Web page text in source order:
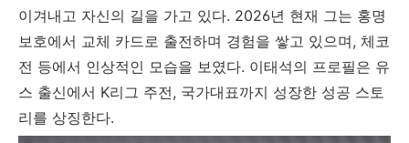
이겨내고 자신의 길을 가고 있다. 2026년 현재 그는 홍명
보호에서 교체 카드로 출전하며 경험을 쌓고 있으며, 체코
전 등에서 인상적인 모습을 보였다. 이태석의 프로필은 유
스 출신에서 K리그 주전, 국가대표까지 성장한 성공 스토
리를 상징한다.